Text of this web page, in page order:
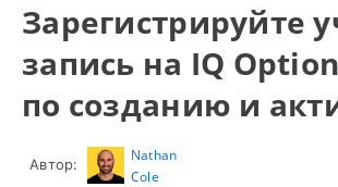
Зарегистрируйте
запись на IQ
по созданию и
Автор:
Nathan
Cole